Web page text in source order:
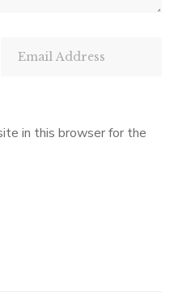
in this browser for the